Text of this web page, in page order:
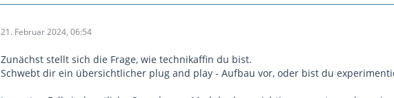
21. Februar 2024, 06:54
Zunächst stellt sich die Frage, wie technikaffin du bist.
Schwebt dir ein übersichtlicher plug and play - Aufbau vor, oder bist du